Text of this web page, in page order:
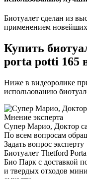
Биотуалет сделан из
применением
Купить
porta potti 165
Ниже в видеоролике
использованию
Мнение эксперта
Супер Марио, Доктор
По всем вопросам
Задать вопрос эксперту
Биотуалет Thetford
Био Парк с доставкой
и твердых отходов